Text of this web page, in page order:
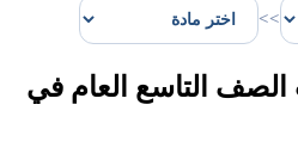
>>
التاسع العام في